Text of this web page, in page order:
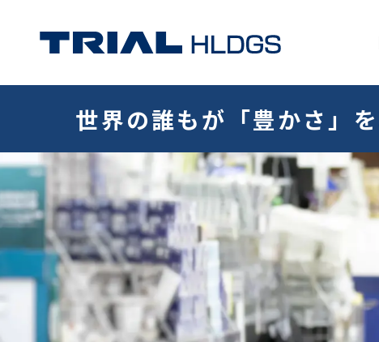
世界の誰もが「豊かさ」を